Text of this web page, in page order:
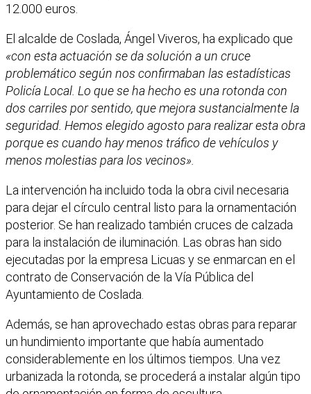
12.000 euros.
El alcalde de Coslada, Ángel Viveros, ha explicado que
«con esta actuación se da solución a un cruce
problemático según nos confirmaban las estadísticas
Policía Local. Lo que se ha hecho es una rotonda con
dos carriles por sentido, que mejora sustancialmente la
seguridad. Hemos elegido agosto para realizar esta obra
porque es cuando hay menos tráfico de vehículos y
menos molestias para los vecinos».
La intervención ha incluido toda la obra civil necesaria
para dejar el círculo central listo para la ornamentación
posterior. Se han realizado también cruces de calzada
para la instalación de iluminación. Las obras han sido
ejecutadas por la empresa Licuas y se enmarcan en el
contrato de Conservación de la Vía Pública del
Ayuntamiento de Coslada.
Además, se han aprovechado estas obras para reparar
un hundimiento importante que había aumentado
considerablemente en los últimos tiempos. Una vez
urbanizada la rotonda, se procederá a instalar algún tipo